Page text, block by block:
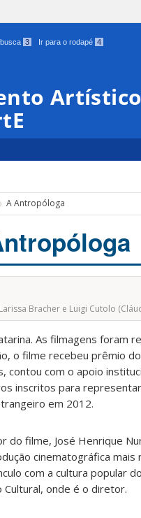
3 Ir para o rodapé 4
A Antropóloga
Bracher e Luigi Cutolo
As filmagens foram
o filme recebeu prêmio
contou com o apoio
inscritos para
em 2012.
do filme, José Henrique
cinematográfica
com a cultura popular
Cultural, onde é o diretor.